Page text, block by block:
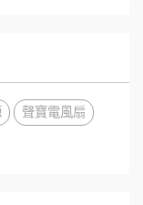
聲寶電風扇